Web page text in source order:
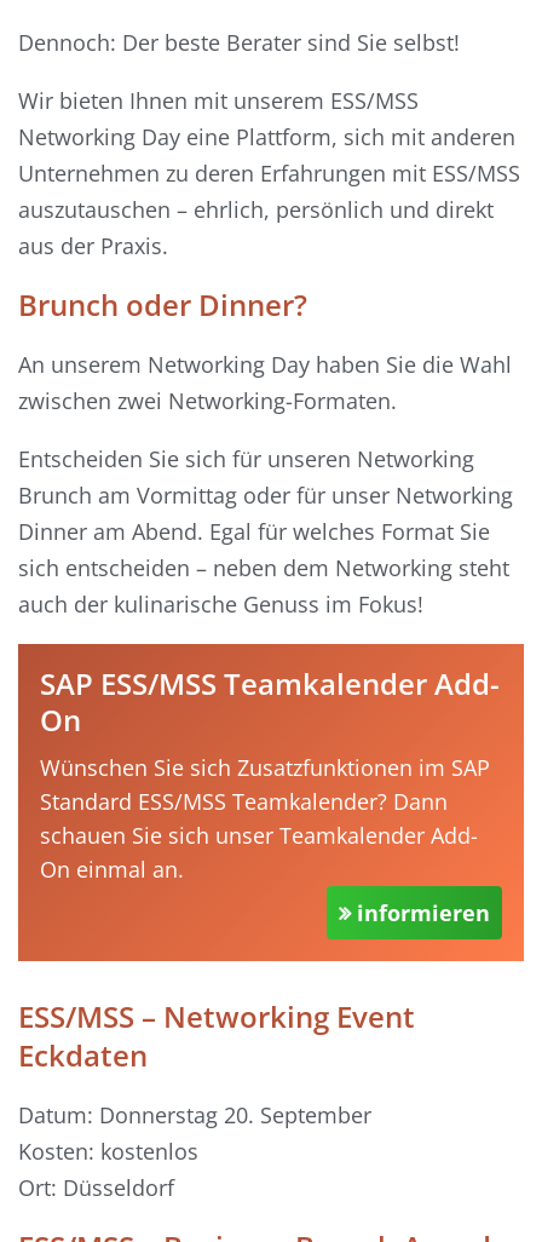
Dennoch: Der beste Berater sind Sie selbst!
Wir bieten Ihnen mit unserem ESS/MSS
Networking Day eine Plattform, sich mit anderen
Unternehmen zu deren Erfahrungen mit ESS/MSS
auszutauschen – ehrlich, persönlich und direkt
aus der Praxis.
Brunch oder Dinner?
An unserem Networking Day haben Sie die Wahl
zwischen zwei Networking-Formaten.
Entscheiden Sie sich für unseren Networking
Brunch am Vormittag oder für unser Networking
Dinner am Abend. Egal für welches Format Sie
sich entscheiden – neben dem Networking steht
auch der kulinarische Genuss im Fokus!
SAP ESS/MSS Teamkalender Add-
On
Wünschen Sie sich Zusatzfunktionen im SAP
Standard ESS/MSS Teamkalender? Dann
schauen Sie sich unser Teamkalender Add-
On einmal an.
informieren
ESS/MSS – Networking Event
Eckdaten
Datum: Donnerstag 20. September
Kosten: kostenlos
Ort: Düsseldorf